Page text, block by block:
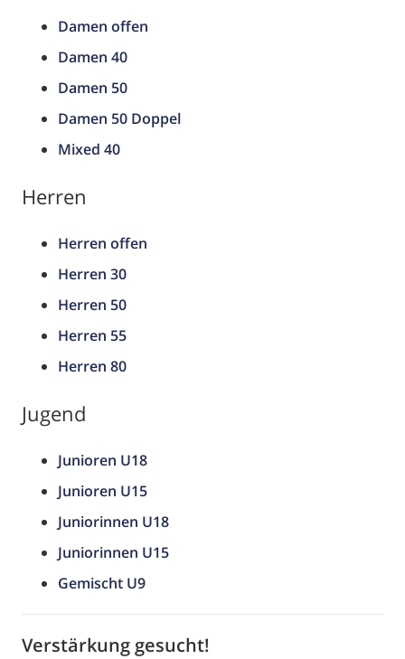
Damen offen
Damen 40
Damen 50
Damen 50 Doppel
Mixed 40
Herren
Herren offen
Herren 30
Herren 50
Herren 55
Herren 80
Jugend
Junioren U18
Junioren U15
Juniorinnen U18
Juniorinnen U15
Gemischt U9
Verstärkung gesucht!